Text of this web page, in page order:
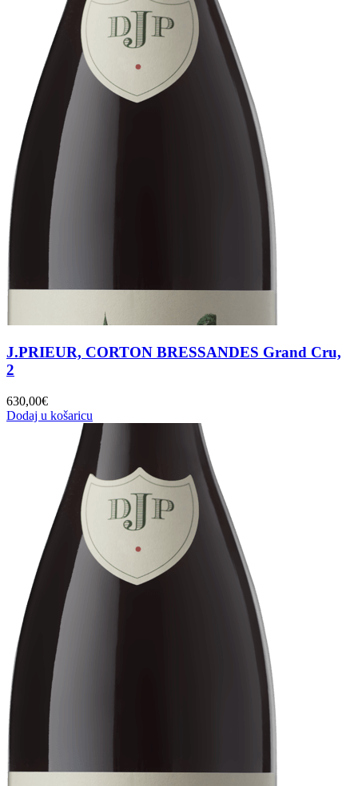
J.PRIEUR, CORTON BRESSANDES Grand Cru,
2
630,00€
Dodaj u košaricu